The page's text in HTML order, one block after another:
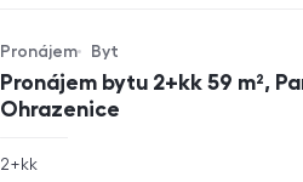
Pronájem bytu 2+kk 59 m²,
Ohrazenice
Typ nabídky
Pronájem
Typ nemovitosti
Byt
rozměry
2+kk